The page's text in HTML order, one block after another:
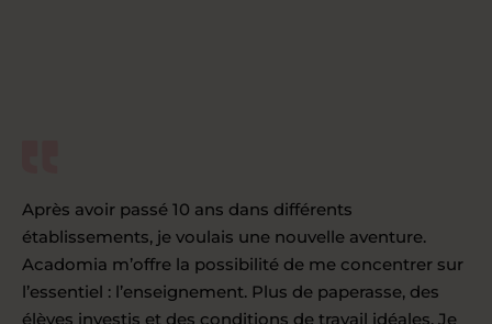
Après avoir passé 10 ans dans différents
établissements, je voulais une nouvelle aventure.
Acadomia m’offre la possibilité de me concentrer sur
l’essentiel : l’enseignement. Plus de paperasse, des
élèves investis et des conditions de travail idéales. Je